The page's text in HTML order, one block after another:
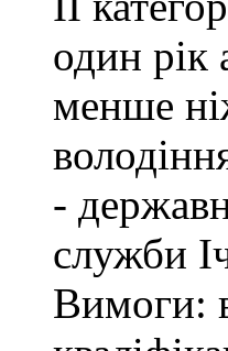
один рік
менше
-
служби
Вимоги: